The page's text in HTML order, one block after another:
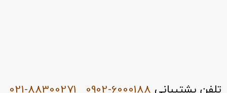
0902-6000188
021-88300271